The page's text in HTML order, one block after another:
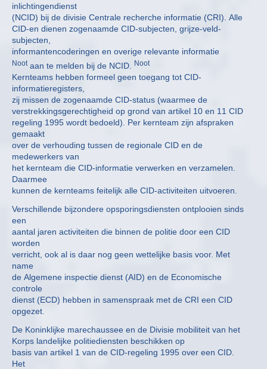
inlichtingendienst
(NCID) bij de divisie Centrale recherche informatie (CRI). Alle
CID-en dienen zogenaamde CID-subjecten, grijze-veld-
subjecten,
informantencoderingen en overige relevante informatie
Nootaan te melden bij de NCID. Noot
Kernteams hebben formeel geen toegang tot CID-
informatieregisters,
zij missen de zogenaamde CID-status (waarmee de
verstrekkingsgerechtigheid op grond van artikel 10 en 11 CID
regeling 1995 wordt bedoeld). Per kernteam zijn afspraken
gemaakt
over de verhouding tussen de regionale CID en de
medewerkers van
het kernteam die CID-informatie verwerken en verzamelen.
Daarmee
kunnen de kernteams feitelijk alle CID-activiteiten uitvoeren.
Verschillende bijzondere opsporingsdiensten ontplooien sinds
een
aantal jaren activiteiten die binnen de politie door een CID
worden
verricht, ook al is daar nog geen wettelijke basis voor. Met
name
de Algemene inspectie dienst (AID) en de Economische
controle
dienst (ECD) hebben in samenspraak met de CRI een CID
opgezet.
De Koninklijke marechaussee en de Divisie mobiliteit van het
Korps landelijke politiediensten beschikken op
basis van artikel 1 van de CID-regeling 1995 over een CID.
Het